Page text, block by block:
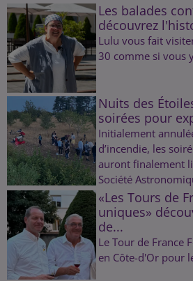
Les balades
découvrez
Lulu vous fait
30 comme si vous
Nuits des
soirées pour
Initialement
d’incendie, les
auront finalement
Société
«Les Tours de
uniques»
de...
Le Tour de France
en Côte-d'Or pour